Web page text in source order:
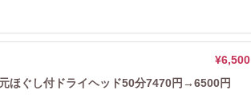
¥6,500
ほぐし付ドライヘッド50分7470円→6500円